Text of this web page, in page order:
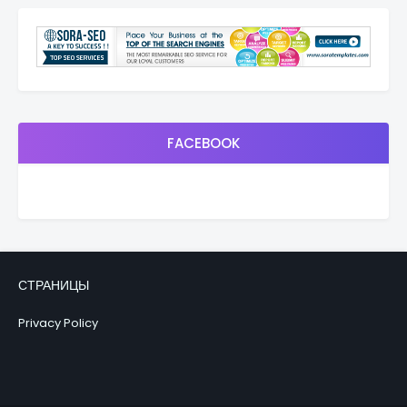
FACEBOOK
СТРАНИЦЫ
Privacy Policy